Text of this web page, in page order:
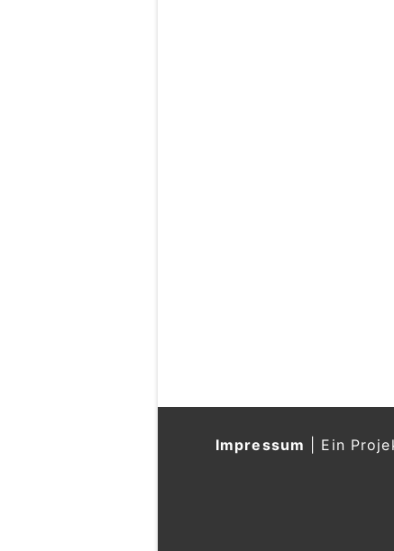
Impressum Ein